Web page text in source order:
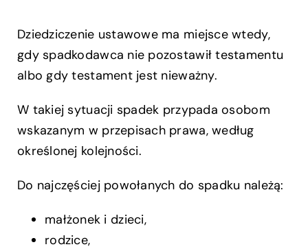
Dziedziczenie ustawowe ma miejsce wtedy,
gdy spadkodawca nie pozostawił testamentu
albo gdy testament jest nieważny.
W takiej sytuacji spadek przypada osobom
wskazanym w przepisach prawa, według
określonej kolejności.
Do najczęściej powołanych do spadku należą:
małżonek i dzieci,
rodzice,